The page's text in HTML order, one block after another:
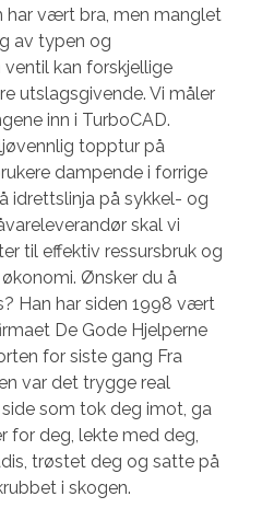
har vært bra, men manglet
av typen og
ventil kan forskjellige
utslagsgivende. Vi måler
inn i TurboCAD.
topptur på
dampende i forrige
idrettslinja på sykkel- og
skal vi
til effektiv ressursbruk og
Ønsker du å
Han har siden 1998 vært
De Gode Hjelperne
for siste gang Fra
var det trygge real
som tok deg imot, ga
for deg, lekte med deg,
trøstet deg og satte på
i skogen.